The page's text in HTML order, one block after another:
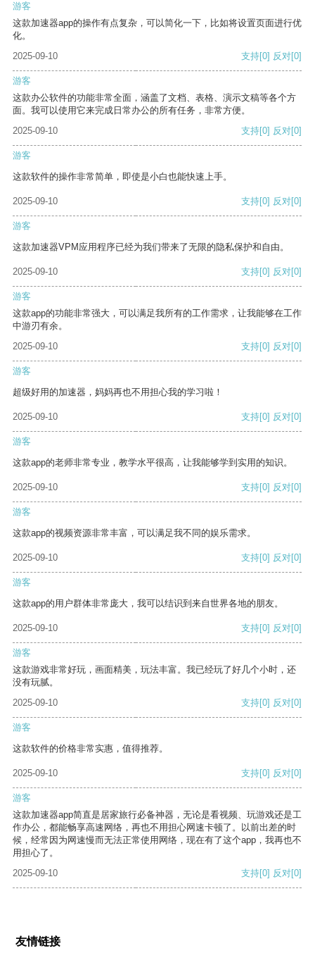
游客
这款加速器app的操作有点复杂，可以简化一下，比如将设置页面进行优
化。
2025-09-10
支持[0] 反对[0]
游客
这款办公软件的功能非常全面，涵盖了文档、表格、演示文稿等各个方
面。我可以使用它来完成日常办公的所有任务，非常方便。
2025-09-10
支持[0] 反对[0]
游客
这款软件的操作非常简单，即使是小白也能快速上手。
2025-09-10 支持[0] 反对[0]
游客
这款加速器VPM应用程序已经为我们带来了无限的隐私保护和自由。
2025-09-10 支持[0] 反对[0]
游客
这款app的功能非常强大，可以满足我所有的工作需求，让我能够在工作
中游刃有余。
2025-09-10
支持[0] 反对[0]
游客
超级好用的加速器，妈妈再也不用担心我的学习啦！
2025-09-10 支持[0] 反对[0]
游客
这款app的老师非常专业，教学水平很高，让我能够学到实用的知识。
2025-09-10 支持[0] 反对[0]
游客
这款app的视频资源非常丰富，可以满足我不同的娱乐需求。
2025-09-10 支持[0] 反对[0]
游客
这款app的用户群体非常庞大，我可以结识到来自世界各地的朋友。
2025-09-10 支持[0] 反对[0]
游客
这款游戏非常好玩，画面精美，玩法丰富。我已经玩了好几个小时，还
没有玩腻。
2025-09-10
支持[0] 反对[0]
游客
这款软件的价格非常实惠，值得推荐。
2025-09-10 支持[0] 反对[0]
游客
这款加速器app简直是居家旅行必备神器，无论是看视频、玩游戏还是工
作办公，都能畅享高速网络，再也不用担心网速卡顿了。以前出差的时
候，经常因为网速慢而无法正常使用网络，现在有了这个app，我再也不
用担心了。
2025-09-10
支持[0] 反对[0]
友情链接